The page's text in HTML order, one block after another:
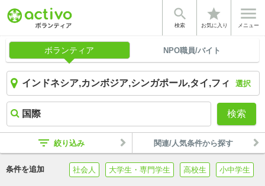

検索
star
お気に入り

メニュー
ボランティア NPO職員/バイト
選択
検索
filter_list 絞り込み 関連/人気条件から探す
条件を追加 社会人 大学生・専門学生 高校生 小中学生